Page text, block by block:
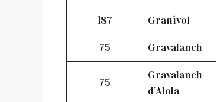
187 Granivol
75 Gravalanch
75
Gravalanch
d’Alola